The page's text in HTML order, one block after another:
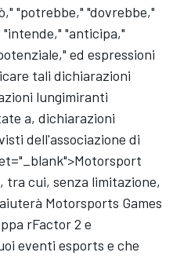
"potrebbe," "dovrebbe,"
"anticipa,"
ed espressioni
tali dichiarazioni
lungimiranti
a, dichiarazioni
dell'associazione di
Motorsport
tra cui, senza limitazione,
Motorsports Games
rFactor 2 e
eventi esports e che